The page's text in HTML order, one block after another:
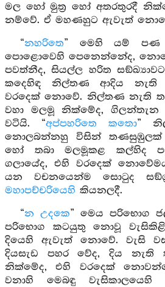
මල හෝ මුත්‍ර හෝ අතරතුරදී
නම්වේ. ඒ මහණහුට ඇවැත්
“නහරිතෙ” මෙහි යම්
පොළොවෙහි පෙනෙන්නේද,
පවත්නීද, සියල්ල හරිත
කදෙහිඳ නිල්තණ ආදිය නැති
වරදෙක් නොවේ. නිල්තණ නැති
වහා මලමූ නික්මේද,
වටියි. “අප්පහරිතෙ කතො”
නොලබන්නහු විසින්
හෝ තබා මලමූකළ කල්හිද
ගලායේද, එහි වරදෙක්
යන වචනයෙන්ම සොටුද
මහාපච්චරියෙහි කියනලදී.
“න උදකෙ” මෙය පරිභොග
පරිභොග කටයුතු නොවූ
දියෙහි ඇවැත් නොවේ. වැසි
දියසැඩ පහර වේද, දිය
නික්මේද, එහි වරදෙක්
වනාහි මෙබඳු